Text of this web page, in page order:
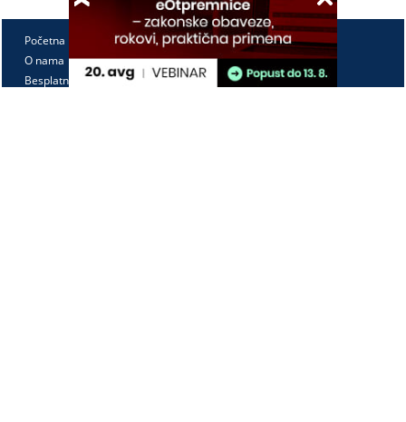
Početna
O nama
Besplatno